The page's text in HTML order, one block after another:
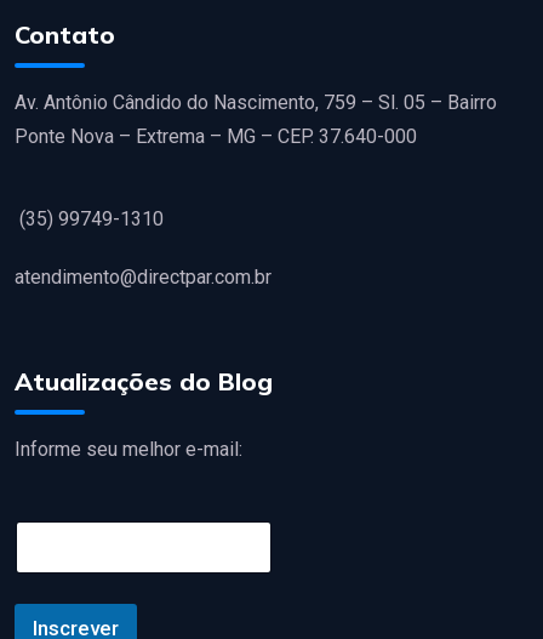
Contato
Av. Antônio Cândido do Nascimento, 759 – Sl. 05 – Bairro
Ponte Nova – Extrema – MG – CEP. 37.640-000
(35) 99749-1310
atendimento@directpar.com.br
Atualizações do Blog
Informe seu melhor e-mail:
E
a
i
Inscrever